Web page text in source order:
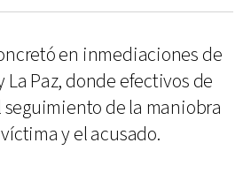
en inmediaciones de
La Paz, donde efectivos de
de la maniobra
y el acusado.